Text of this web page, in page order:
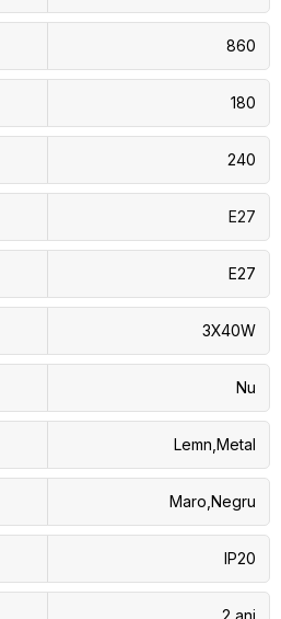
860
180
240
E27
E27
3X40W
Nu
Lemn Metal
Maro Negru
IP20
2 ani